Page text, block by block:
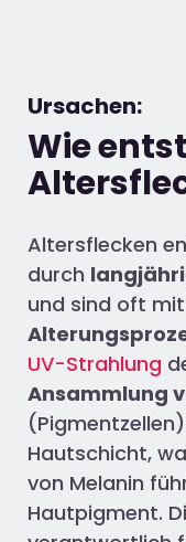
Ursachen:
Wie
Altersflecken
durch
und sind oft
UV-Strahlung
Ansammlung
Hautschicht,
von Melanin
Hautpigment.